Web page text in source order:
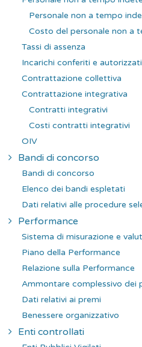
Personale non a tempo
Costo del personale non a
Tassi di assenza
Incarichi conferiti e
Contrattazione collettiva
Contrattazione integrativa
Contratti integrativi
Costi contratti integrativi
OIV
Bandi di concorso
Bandi di concorso
Elenco dei bandi espletati
Dati relativi alle procedure
Performance
Sistema di misurazione e
Piano della Performance
Relazione sulla Performance
Ammontare complessivo dei
Dati relativi ai premi
Benessere organizzativo
Enti controllati